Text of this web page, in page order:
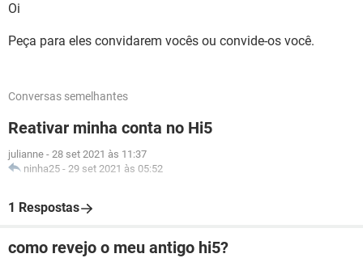
Oi
Peça para eles convidarem vocês ou convide-os você.
Conversas semelhantes
Reativar minha conta no Hi5
julianne - 28 set 2021 às 11:37
ninha25 - 29 set 2021 às 05:52
1 Respostas
como revejo o meu antigo hi5?